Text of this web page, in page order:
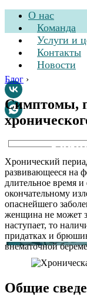
О нас
Команда
Услуги и
Контакты
Новости
Блог ›
Симптомы,
Хронический
развивающееся на
длительное время
окончательному
опаснейшего
женщина не может
наступает, то
придатках и
внематочной
Общие